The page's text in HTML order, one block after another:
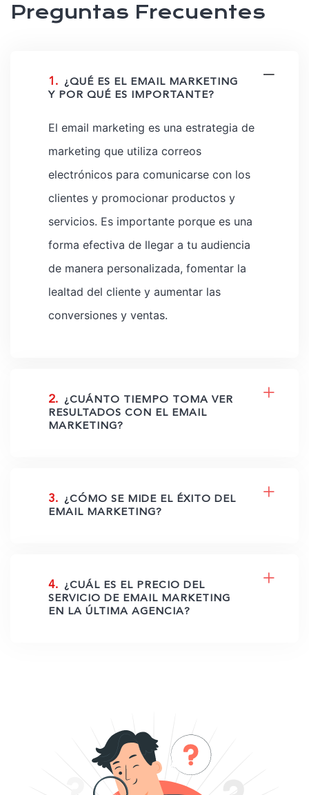
Preguntas Frecuentes
1.
¿QUÉ ES EL EMAIL MARKETING
Y POR QUÉ ES IMPORTANTE?
El email marketing es una estrategia de
marketing que utiliza correos
electrónicos para comunicarse con los
clientes y promocionar productos y
servicios. Es importante porque es una
forma efectiva de llegar a tu audiencia
de manera personalizada, fomentar la
lealtad del cliente y aumentar las
conversiones y ventas.
2.
¿CUÁNTO TIEMPO TOMA VER
RESULTADOS CON EL EMAIL
MARKETING?
3.
¿CÓMO SE MIDE EL ÉXITO DEL
EMAIL MARKETING?
4.
¿CUÁL ES EL PRECIO DEL
SERVICIO DE EMAIL MARKETING
EN LA ÚLTIMA AGENCIA?